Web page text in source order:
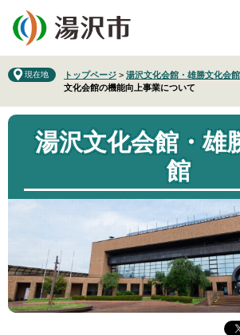
の
先
で
す
ー
を
ば
し
現在地 トップページ > 湯沢文化会館・雄勝文化会館
文化会館の機能向上事業について
湯沢文化会館・雄
館